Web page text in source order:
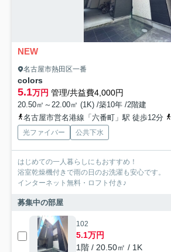
NEW
名古屋市熱田区一番
colors
5.1万円 管理/共益費4,000円
20.50㎡～22.00㎡ (1K) /築10年 /2階建
名古屋市営名港線「六番町」駅 徒歩12分
光ファイバー 公共下水
はじめての一人暮らしにもおすすめ！
浴室乾燥機付きで雨の日のお洗濯も安心です。
インターネット無料・ロフト付き♪
募集中の部屋
102
5.1万円
1階 / 20.50㎡ / 1K